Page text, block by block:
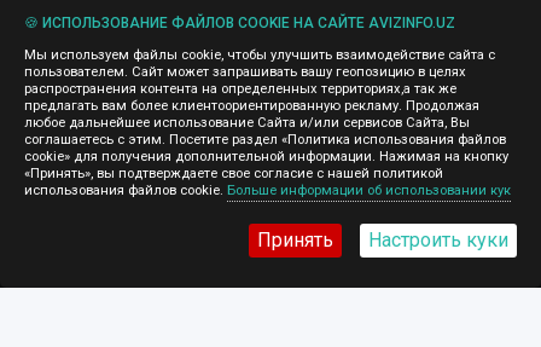
содержание размещенных объявлений.
Мы ценим конфиденциальность наших пользователей. Мы не
передаем и не продаем личную информацию зарегистрированных
пользователей AvizInfo.uz третьим лицам. Мы не отвечаем за
правила конфиденциальности сайтов на которые ссылается
AvizInfo.uz. На некоторых страницах нашего сайта представлена
реклама Google Adsense Advertising Network. Чтобы узнать
подробней о правилах конфиденциальности Googleнажмите тут
🍪 ИСПОЛЬЗОВАНИЕ ФАЙЛОВ COOKIE НА САЙТЕ AVIZINFO.UZ
Мы используем файлы cookie, чтобы улучшить взаимодействие сайта с
пользователем. Сайт может запрашивать вашу геопозицию в целях
распространения контента на определенных территориях,а так же
предлагать вам более клиентоориентированную рекламу. Продолжая
любое дальнейшее использование Сайта и/или сервисов Сайта, Вы
соглашаетесь с этим. Посетите раздел «Политика использования файлов
cookie» для получения дополнительной информации. Нажимая на кнопку
«Принять», вы подтверждаете свое согласие с нашей политикой
использования файлов cookie. Больше информации об использовании кук
Принять Настроить куки